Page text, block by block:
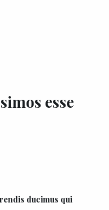
esse
ducimus qui